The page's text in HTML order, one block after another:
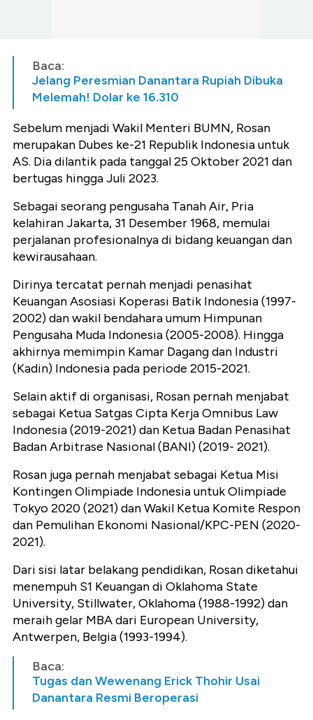
Baca:
Jelang Peresmian Danantara Rupiah Dibuka
Melemah! Dolar ke 16.310
Sebelum menjadi Wakil Menteri BUMN, Rosan
merupakan Dubes ke-21 Republik Indonesia untuk
AS. Dia dilantik pada tanggal 25 Oktober 2021 dan
bertugas hingga Juli 2023.
Sebagai seorang pengusaha Tanah Air, Pria
kelahiran Jakarta, 31 Desember 1968, memulai
perjalanan profesionalnya di bidang keuangan dan
kewirausahaan.
Dirinya tercatat pernah menjadi penasihat
Keuangan Asosiasi Koperasi Batik Indonesia (1997-
2002) dan wakil bendahara umum Himpunan
Pengusaha Muda Indonesia (2005-2008). Hingga
akhirnya memimpin Kamar Dagang dan Industri
(Kadin) Indonesia pada periode 2015-2021.
Selain aktif di organisasi, Rosan pernah menjabat
sebagai Ketua Satgas Cipta Kerja Omnibus Law
Indonesia (2019-2021) dan Ketua Badan Penasihat
Badan Arbitrase Nasional (BANI) (2019- 2021).
Rosan juga pernah menjabat sebagai Ketua Misi
Kontingen Olimpiade Indonesia untuk Olimpiade
Tokyo 2020 (2021) dan Wakil Ketua Komite Respon
dan Pemulihan Ekonomi Nasional/KPC-PEN (2020-
2021).
Dari sisi latar belakang pendidikan, Rosan diketahui
menempuh S1 Keuangan di Oklahoma State
University, Stillwater, Oklahoma (1988-1992) dan
meraih gelar MBA dari European University,
Antwerpen, Belgia (1993-1994).
Baca:
Tugas dan Wewenang Erick Thohir Usai
Danantara Resmi Beroperasi